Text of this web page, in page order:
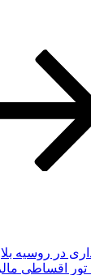
در روسیه
تور اقساطی